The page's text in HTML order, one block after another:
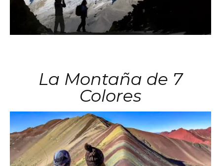
La Montaña de 7
Colores